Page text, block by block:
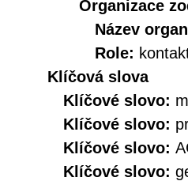
Organizace
Název
Role:
Klíčová slova
Klíčové slovo:
Klíčové slovo:
Klíčové slovo:
Klíčové slovo: